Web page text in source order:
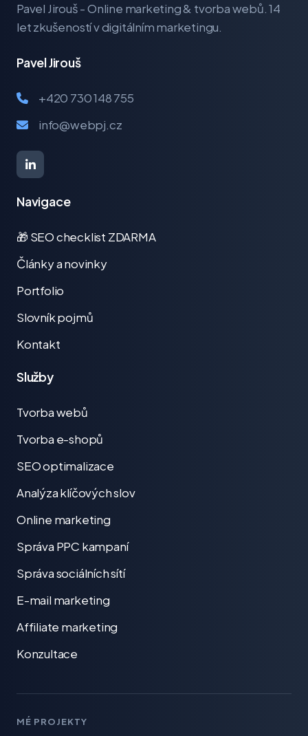
Pavel Jirouš - Online marketing & tvorba webů. 14
let zkušeností v digitálním marketingu.
Pavel Jirouš
+420 730 148 755
info@webpj.cz
Navigace
🎁 SEO checklist ZDARMA
Články a novinky
Portfolio
Slovník pojmů
Kontakt
Služby
Tvorba webů
Tvorba e-shopů
SEO optimalizace
Analýza klíčových slov
Online marketing
Správa PPC kampaní
Správa sociálních sítí
E-mail marketing
Affiliate marketing
Konzultace
MÉ PROJEKTY